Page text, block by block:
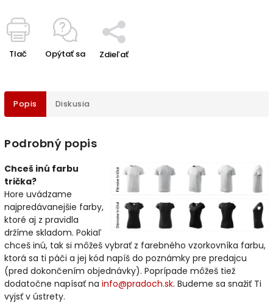
Tlač Opýtať sa Zdieľať
Popis Diskusia
Podrobný popis
Chceš inú farbu
trička?
Hore uvádzame
najpredávanejšie farby,
ktoré aj z pravidla
držíme skladom. Pokiaľ
chceš inú, tak si môžeš vybrať z farebného vzorkovníka farbu,
ktorá sa ti páči a jej kód napíš do poznámky pre predajcu
(pred dokončením objednávky). Poprípade môžeš tiež
dodatočne napísať na info@pradoch.sk. Budeme sa snažiť Ti
vyjsť v ústrety.